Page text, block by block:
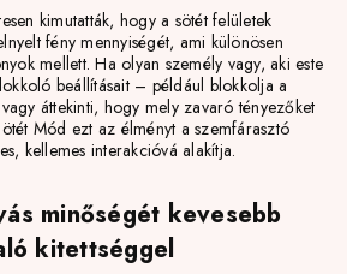
kimutatták, hogy a sötét felületek
fény mennyiségét, ami különösen
mellett. Ha olyan személy vagy, aki este
beállításait – például blokkolja a
áttekinti, hogy mely zavaró tényezőket
Mód ezt az élményt a szemfárasztó
kellemes interakcióvá alakítja.
minőségét kevesebb
kitettséggel